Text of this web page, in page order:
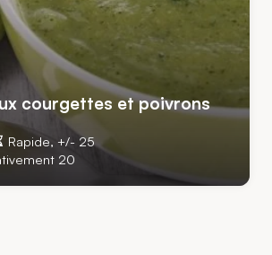
courgettes et poivrons
Rapide, +/- 25
20